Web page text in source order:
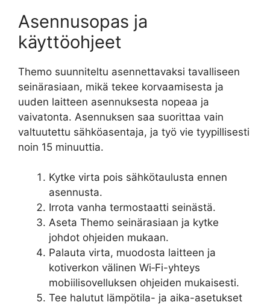
Asennusopas ja
käyttöohjeet
Themo suunniteltu asennettavaksi tavalliseen
seinärasiaan, mikä tekee korvaamisesta ja
uuden laitteen asennuksesta nopeaa ja
vaivatonta. Asennuksen saa suorittaa vain
valtuutettu sähköasentaja, ja työ vie tyypillisesti
noin 15 minuuttia.
Kytke virta pois sähkötaulusta ennen
asennusta.
Irrota vanha termostaatti seinästä.
Aseta Themo seinärasiaan ja kytke
johdot ohjeiden mukaan.
Palauta virta, muodosta laitteen ja
kotiverkon välinen Wi‑Fi-yhteys
mobiilisovelluksen ohjeiden mukaisesti.
Tee halutut lämpötila- ja aika-asetukset